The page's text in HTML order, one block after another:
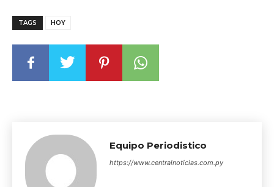
TAGS HOY
Equipo Periodistico
https://www.centralnoticias.com.py